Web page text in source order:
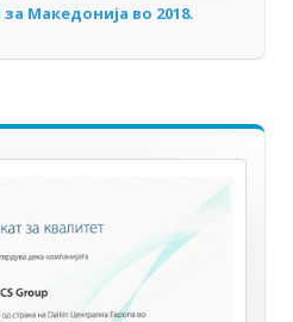
Мaкедонија во 2018.